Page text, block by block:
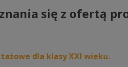
się z ofertą
dla klasy XXI wieku.